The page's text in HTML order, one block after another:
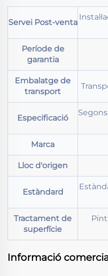
Servei Post-venta
Període de
garantia
Embalatge de
transport
Especificació
Marca
Lloc d'origen
Estàndard
Tractament de
superfície
Informació